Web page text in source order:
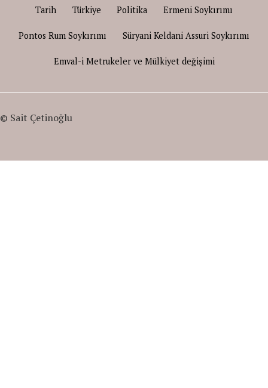
Tarih Türkiye Politika Ermeni Soykırımı
Pontos Rum Soykırımı Süryani Keldani Assuri Soykırımı
Emval-i Metrukeler ve Mülkiyet değişimi
© Sait Çetinoğlu